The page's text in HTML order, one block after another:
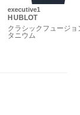
executive1
HUBLOT
クラシックフュージョ
タニウム